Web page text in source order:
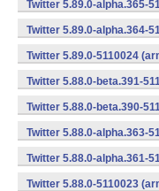
Twitter 5.89.0-alpha.365-
Twitter 5.89.0-alpha.364-
Twitter 5.89.0-5110024
Twitter 5.88.0-beta.391-
Twitter 5.88.0-beta.390-
Twitter 5.88.0-alpha.363-
Twitter 5.88.0-alpha.361-
Twitter 5.88.0-5110023